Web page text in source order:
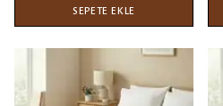
SEPETE EKLE